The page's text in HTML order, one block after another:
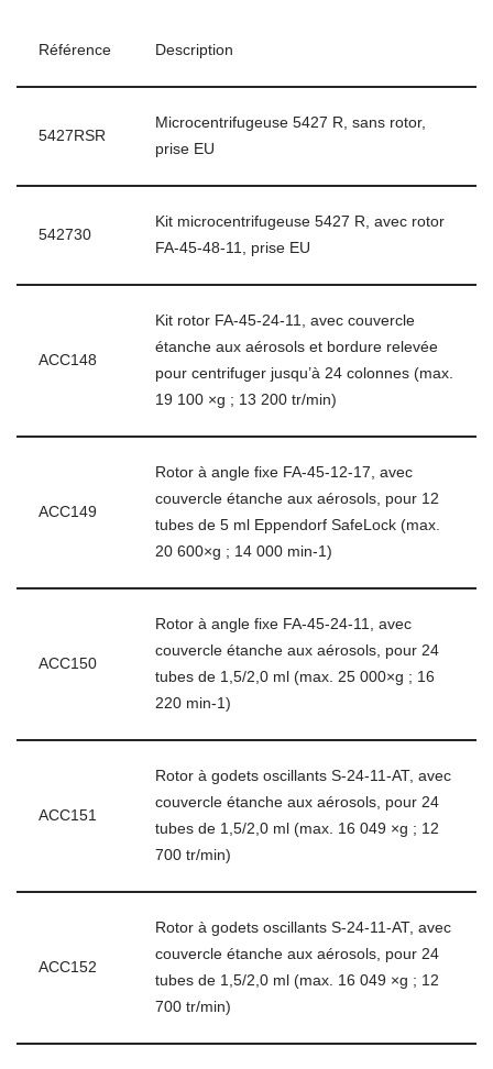
Référence Description
5427RSR
Microcentrifugeuse 5427 R, sans rotor,
prise EU
542730
Kit microcentrifugeuse 5427 R, avec rotor
FA-45-48-11, prise EU
ACC148
Kit rotor FA-45-24-11, avec couvercle
étanche aux aérosols et bordure relevée
pour centrifuger jusqu’à 24 colonnes (max.
19 100 ×g ; 13 200 tr/min)
ACC149
Rotor à angle fixe FA-45-12-17, avec
couvercle étanche aux aérosols, pour 12
tubes de 5 ml Eppendorf SafeLock (max.
20 600×g ; 14 000 min-1)
ACC150
Rotor à angle fixe FA-45-24-11, avec
couvercle étanche aux aérosols, pour 24
tubes de 1,5/2,0 ml (max. 25 000×g ; 16
220 min-1)
ACC151
Rotor à godets oscillants S-24-11-AT, avec
couvercle étanche aux aérosols, pour 24
tubes de 1,5/2,0 ml (max. 16 049 ×g ; 12
700 tr/min)
ACC152
Rotor à godets oscillants S-24-11-AT, avec
couvercle étanche aux aérosols, pour 24
tubes de 1,5/2,0 ml (max. 16 049 ×g ; 12
700 tr/min)